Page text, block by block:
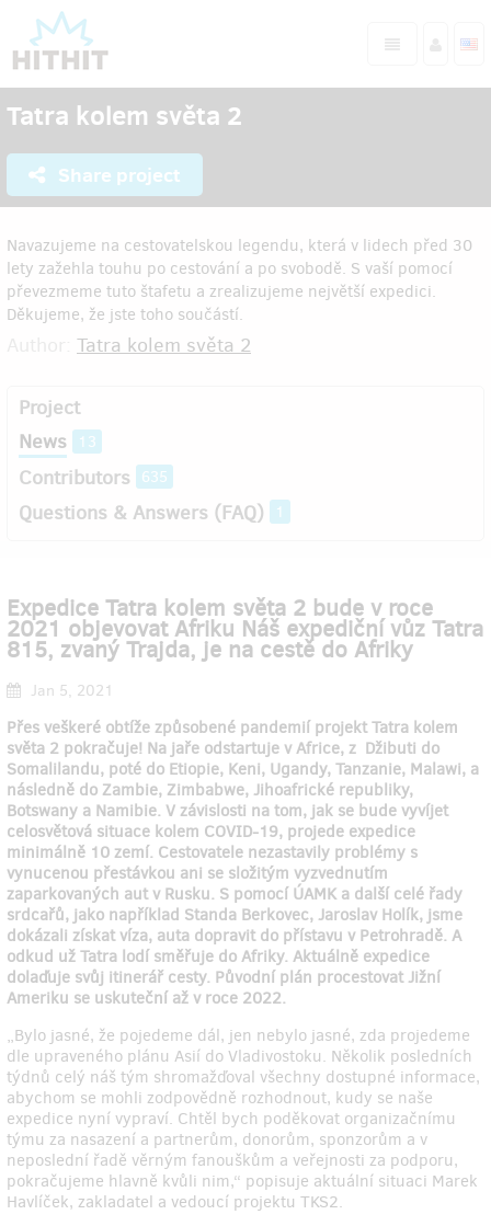
Tatra kolem světa 2
Share project
Navazujeme na cestovatelskou legendu, která v lidech před 30
lety zažehla touhu po cestování a po svobodě. S vaší pomocí
převezmeme tuto štafetu a zrealizujeme největší expedici.
Děkujeme, že jste toho součástí.
Tatra kolem světa 2
Project
News
13
Contributors 635
Questions & Answers (FAQ) 1
Expedice Tatra kolem světa 2 bude v roce
2021 objevovat Afriku Náš expediční vůz Tatra
815, zvaný Trajda, je na cestě do Afriky
Jan 5, 2021
Přes veškeré obtíže způsobené pandemií projekt Tatra kolem
světa 2 pokračuje! Na jaře odstartuje v Africe, z Džibuti do
Somalilandu, poté do Etiopie, Keni, Ugandy, Tanzanie, Malawi, a
následně do Zambie, Zimbabwe, Jihoafrické republiky,
Botswany a Namibie. V závislosti na tom, jak se bude vyvíjet
celosvětová situace kolem COVID-19, projede expedice
minimálně 10 zemí. Cestovatele nezastavily problémy s
vynucenou přestávkou ani se složitým vyzvednutím
zaparkovaných aut v Rusku. S pomocí ÚAMK a další celé řady
srdcařů, jako například Standa Berkovec, Jaroslav Holík, jsme
dokázali získat víza, auta dopravit do přístavu v Petrohradě. A
odkud už Tatra lodí směřuje do Afriky. Aktuálně expedice
dolaďuje svůj itinerář cesty. Původní plán procestovat Jižní
Ameriku se uskuteční až v roce 2022.
„Bylo jasné, že pojedeme dál, jen nebylo jasné, zda projedeme
dle upraveného plánu Asií do Vladivostoku. Několik posledních
týdnů celý náš tým shromažďoval všechny dostupné informace,
abychom se mohli zodpovědně rozhodnout, kudy se naše
expedice nyní vypraví. Chtěl bych poděkovat organizačnímu
týmu za nasazení a partnerům, donorům, sponzorům a v
neposlední řadě věrným fanouškům a veřejnosti za podporu,
pokračujeme hlavně kvůli nim,“ popisuje aktuální situaci Marek
Havlíček, zakladatel a vedoucí projektu TKS2.